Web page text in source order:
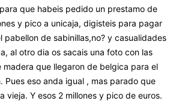
que habeis pedido un prestamo de
y pico a unicaja, digisteis para pagar
pabellon de sabinillas,no? y casualidades
al otro dia os sacais una foto con las
madera que llegaron de belgica para el
Pues eso anda igual , mas parado que
vieja. Y esos 2 millones y pico de euros.